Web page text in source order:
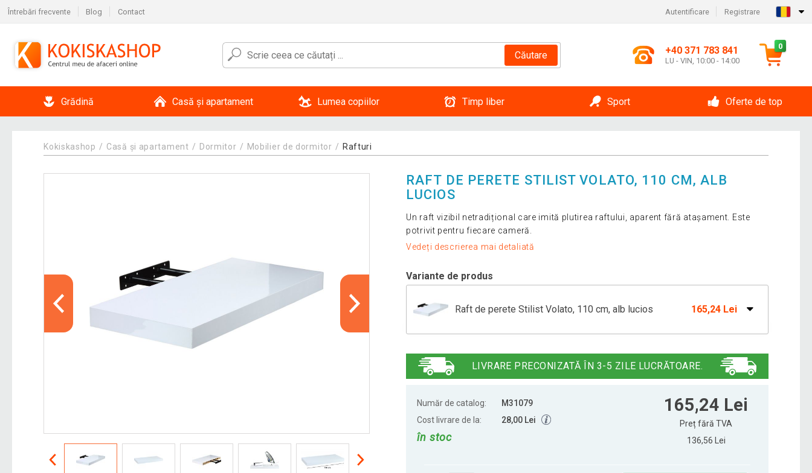
Întrebări frecvente Blog Contact Autentificare Registrare
Căutare +40 371 783 841
LU - VIN, 10:00 - 14:00
0
Grădină Casă și apartament Lumea copiilor Timp liber Sport Oferte de top
Kokiskashop Casă și apartament Dormitor Mobilier de dormitor Rafturi
RAFT DE PERETE STILIST VOLATO, 110 CM, ALB
LUCIOS
Un raft vizibil netradițional care imită plutirea raftului, aparent fără atașament. Este
potrivit pentru fiecare cameră.
Vedeți descrierea mai detaliată
Variante de produs
Raft de perete Stilist Volato, 110 cm, alb lucios 165,24 Lei
Raft de perete Stilist Volato, 30 cm, alb lucios 67,61 Lei
75,77 Lei
LIVRARE PRECONIZATĂ ÎN 3-5 ZILE LUCRĂTOARE.
Număr de catalog:
M31079
Cost livrare de la:
28,00 Lei
în stoc
165,24 Lei
Preț fără TVA
136,56 Lei